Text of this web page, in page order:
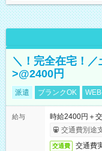
＼！完全在宅！
>@2400円
派遣 ブランクOK
給与
時給2400円＋交
交通費別途
交通費 交通費